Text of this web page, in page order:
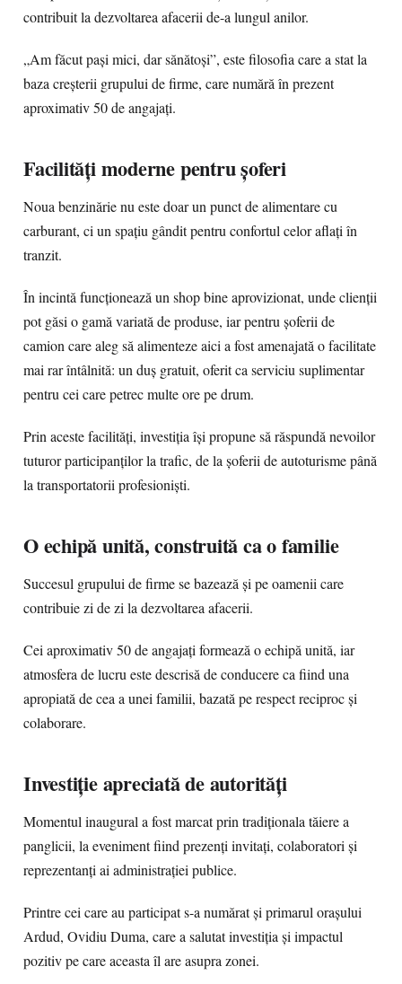
contribuit la dezvoltarea afacerii de-a lungul anilor.
„Am făcut pași mici, dar sănătoși”, este filosofia care a stat la
baza creșterii grupului de firme, care numără în prezent
aproximativ 50 de angajați.
Facilități moderne pentru șoferi
Noua benzinărie nu este doar un punct de alimentare cu
carburant, ci un spațiu gândit pentru confortul celor aflați în
tranzit.
În incintă funcționează un shop bine aprovizionat, unde clienții
pot găsi o gamă variată de produse, iar pentru șoferii de
camion care aleg să alimenteze aici a fost amenajată o facilitate
mai rar întâlnită: un duș gratuit, oferit ca serviciu suplimentar
pentru cei care petrec multe ore pe drum.
Prin aceste facilități, investiția își propune să răspundă nevoilor
tuturor participanților la trafic, de la șoferii de autoturisme până
la transportatorii profesioniști.
O echipă unită, construită ca o familie
Succesul grupului de firme se bazează și pe oamenii care
contribuie zi de zi la dezvoltarea afacerii.
Cei aproximativ 50 de angajați formează o echipă unită, iar
atmosfera de lucru este descrisă de conducere ca fiind una
apropiată de cea a unei familii, bazată pe respect reciproc și
colaborare.
Investiție apreciată de autorități
Momentul inaugural a fost marcat prin tradiționala tăiere a
panglicii, la eveniment fiind prezenți invitați, colaboratori și
reprezentanți ai administrației publice.
Printre cei care au participat s-a numărat și primarul orașului
Ardud, Ovidiu Duma, care a salutat investiția și impactul
pozitiv pe care aceasta îl are asupra zonei.